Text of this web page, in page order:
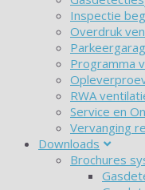
Inspectie
Overdruk
Programma
RWA
Service en
Vervanging
Downloads
Brochures